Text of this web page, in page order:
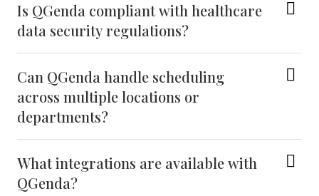
Is QGenda compliant with healthcare
data security regulations?
Can QGenda handle scheduling
across multiple locations or
departments?
What integrations are available with
QGenda?